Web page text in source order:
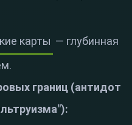
карты — глубинная
границ (антидот